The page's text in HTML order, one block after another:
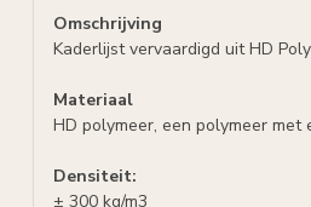
Omschrijving
Kaderlijst vervaardigd uit HD
Materiaal
HD polymeer, een polymeer
Densiteit:
± 300 kg/m3